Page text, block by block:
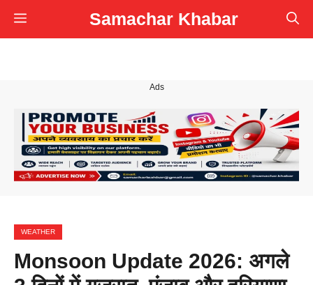
Skip
to
Samachar Khabar
Menu
Ads
WEATHER
Monsoon Update 2026: अगले